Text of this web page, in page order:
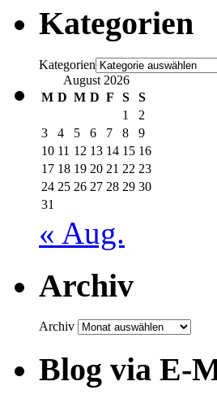
Kategorien
Kategorien
August 2026
M D M D F S
S
1
2
3
4 5 6 7 8
9
10 11 12 13 14 15 16
17 18 19 20 21 22 23
24 25 26 27 28 29 30
31
« Aug.
Archiv
Archiv
Blog via E-